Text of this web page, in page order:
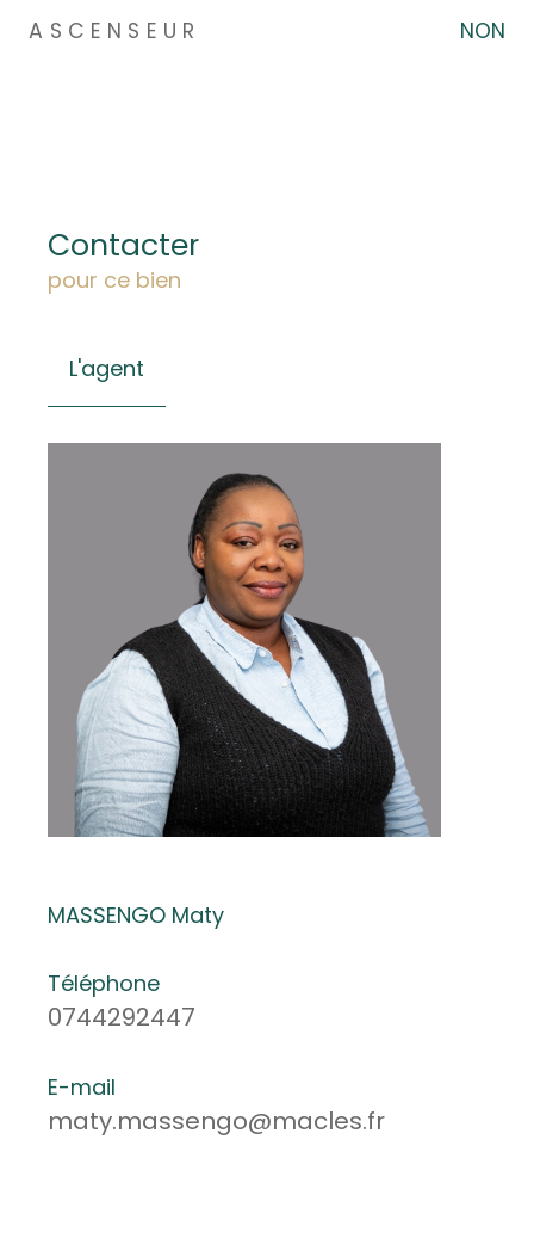
ASCENSEUR NON
Contacter
pour ce bien
L'agent
MASSENGO Maty
Téléphone
0744292447
E-mail
maty.massengo@macles.fr